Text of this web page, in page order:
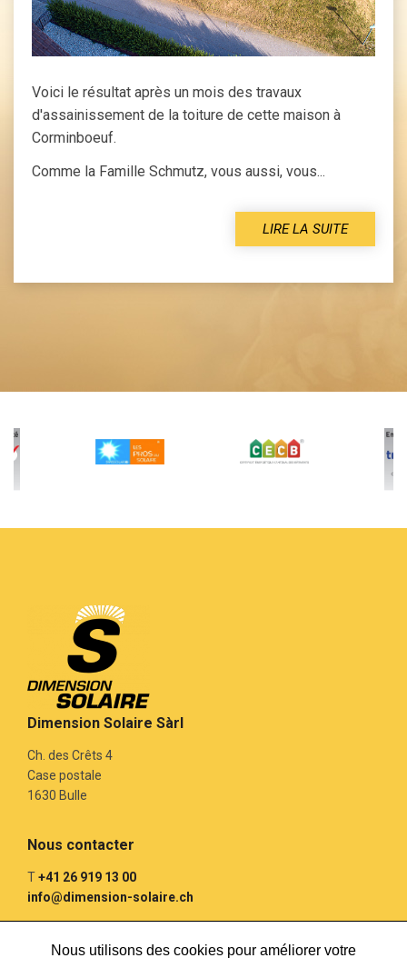
Voici le résultat après un mois des travaux
d'assainissement de la toiture de cette maison à
Corminboeuf.
Comme la Famille Schmutz, vous aussi, vous...
LIRE LA SUITE
Dimension Solaire Sàrl
Ch. des Crêts 4
Case postale
1630 Bulle
Nous contacter
T+41 26 919 13 00
info@dimension-solaire.ch
Nous utilisons des cookies pour améliorer votre